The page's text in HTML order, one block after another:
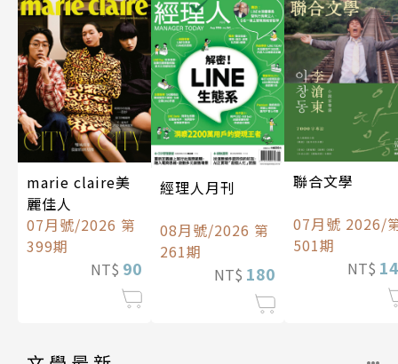
marie claire美
麗佳人
07月號/2026 第
399期
NT$ 90
經理人月刊
08月號/2026 第
261期
NT$ 180
聯合文學
07月號 2026/
501期
NT$